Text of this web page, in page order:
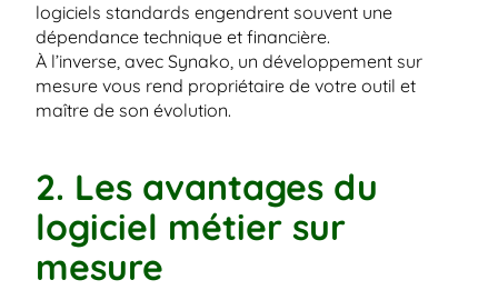
logiciels standards engendrent souvent une
dépendance technique et financière.
À l’inverse, avec Synako, un développement sur
mesure vous rend propriétaire de votre outil et
maître de son évolution.
2. Les avantages du
logiciel métier sur
mesure